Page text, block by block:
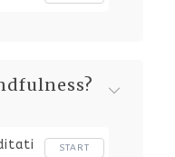
START